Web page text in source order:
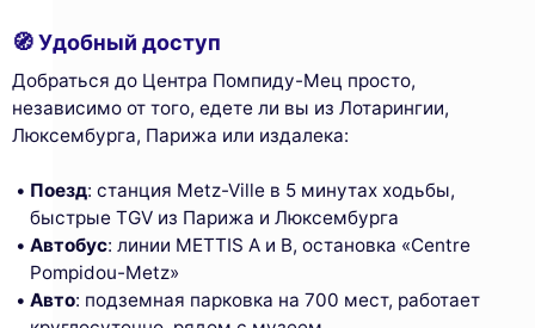
🧭 Удобный доступ
Добраться до Центра Помпиду-Мец просто,
независимо от того, едете ли вы из Лотарингии,
Люксембурга, Парижа или издалека:
Поезд: станция Metz-Ville в 5 минутах ходьбы,
быстрые TGV из Парижа и Люксембурга
Автобус: линии METTIS A и B, остановка «Centre
Pompidou-Metz»
Авто: подземная парковка на 700 мест, работает